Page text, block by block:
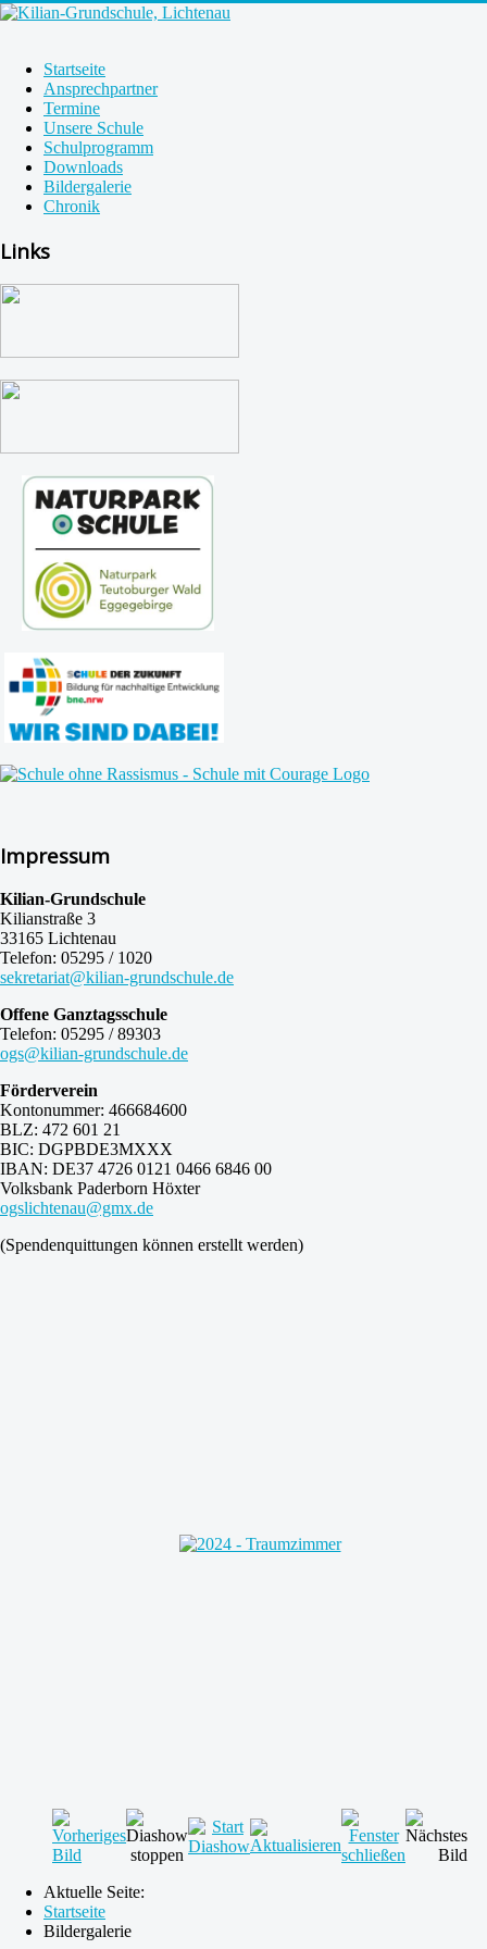
Startseite
Ansprechpartner
Termine
Unsere Schule
Schulprogramm
Downloads
Bildergalerie
Chronik
Links
Impressum
Kilian-Grundschule
Kilianstraße 3
33165 Lichtenau
Telefon: 05295 / 1020
sekretariat@kilian-grundschule.de
Offene Ganztagsschule
Telefon: 05295 / 89303
ogs@kilian-grundschule.de
Förderverein
Kontonummer: 466684600
BLZ: 472 601 21
BIC: DGPBDE3MXXX
IBAN: DE37 4726 0121 0466 6846 00
Volksbank Paderborn Höxter
ogslichtenau@gmx.de
(Spendenquittungen können erstellt werden)
Aktuelle Seite:
Startseite
Bildergalerie